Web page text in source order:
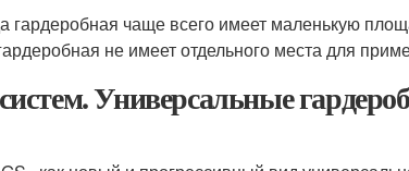
гардеробная чаще всего имеет маленькую
не имеет отдельного места для
Универсальные